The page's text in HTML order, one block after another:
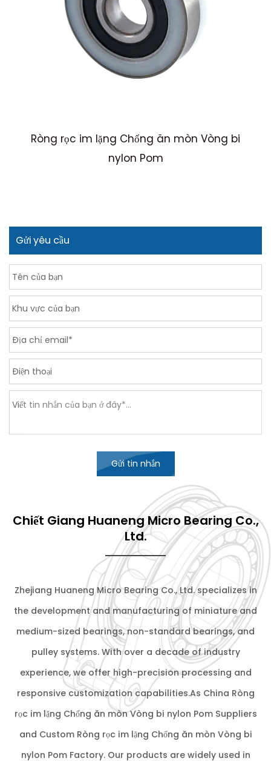
Ròng rọc im lặng Chống ăn mòn Vòng bi
nylon Pom
Gửi yêu cầu
Gửi tin nhắn
Chiết Giang Huaneng Micro Bearing Co.,
Ltd.
Zhejiang Huaneng Micro Bearing Co., Ltd. specializes in
the development and manufacturing of miniature and
medium-sized bearings, non-standard bearings, and
pulley systems. With over a decade of industry
experience, we offer high-precision processing and
responsive customization capabilities.As China Ròng
rọc im lặng Chống ăn mòn Vòng bi nylon Pom Suppliers
and Custom Ròng rọc im lặng Chống ăn mòn Vòng bi
nylon Pom Factory. Our products are widely used in